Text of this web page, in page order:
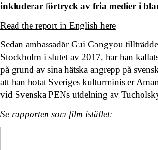
inkluderar förtryck av fria medier i
Read the report in English here
Sedan ambassadör Gui Congyou
Stockholm i slutet av 2017, har han
på grund av sina hätska angrepp på
att han hotat Sveriges kulturminister
vid Svenska PENs utdelning av
Se rapporten som film istället: